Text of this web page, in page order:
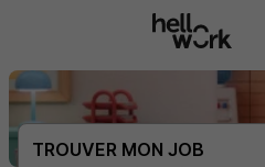
TROUVER MON JOB